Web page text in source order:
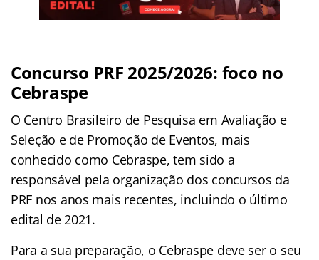
Concurso PRF 2025/2026: foco no
Cebraspe
O Centro Brasileiro de Pesquisa em Avaliação e
Seleção e de Promoção de Eventos, mais
conhecido como Cebraspe, tem sido a
responsável pela organização dos concursos da
PRF nos anos mais recentes, incluindo o último
edital de 2021.
Para a sua preparação, o Cebraspe deve ser o seu